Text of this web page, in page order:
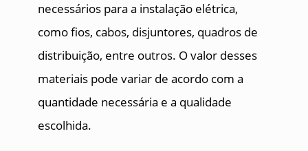
necessários para a instalação elétrica,
como fios, cabos, disjuntores, quadros de
distribuição, entre outros. O valor desses
materiais pode variar de acordo com a
quantidade necessária e a qualidade
escolhida.